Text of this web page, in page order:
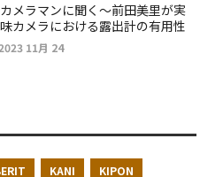
メラマンに聞く～前田美里が実
カメラにおける露出計の有用性
11月 24
KANI KIPON